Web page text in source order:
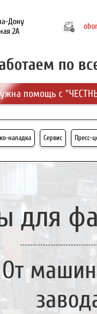
Дону
2А
по
помощь с
наладка Сервис Пресс-
для
От